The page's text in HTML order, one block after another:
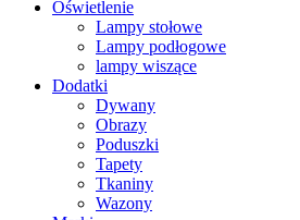
Oświetlenie
Lampy stołowe
Lampy podłogowe
lampy wiszące
Dodatki
Dywany
Obrazy
Poduszki
Tapety
Tkaniny
Wazony